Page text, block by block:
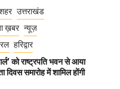
उत्तराखंड
ख़बर न्यूज़
हरिद्वार
को राष्ट्रपति भवन से आया
समारोह में शामिल होंगी